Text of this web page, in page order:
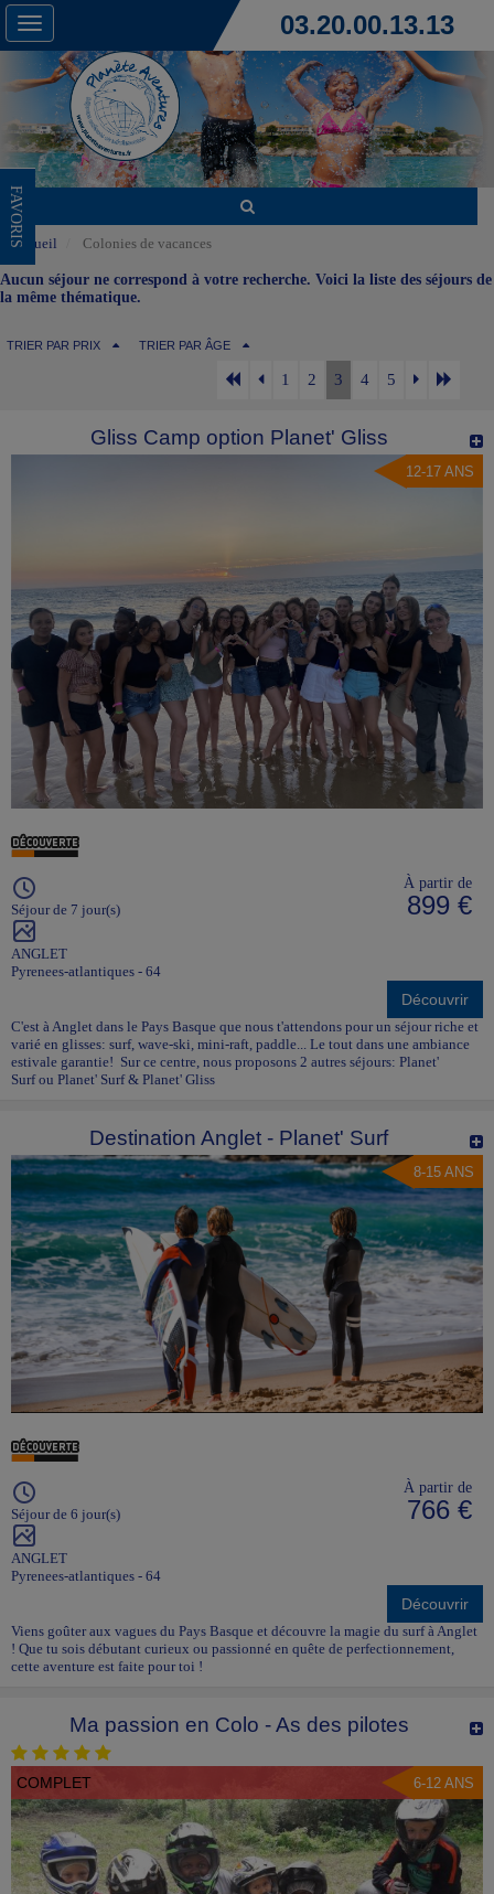
Toggle
navigation
03.20.00.13.13
FAVORIS
Accueil Colonies de vacances
Aucun séjour ne correspond à votre recherche. Voici la liste des séjours de
la même thématique.
TRIER PAR PRIX TRIER PAR ÂGE
1 2 3 4 5
Gliss Camp option Planet' Gliss
12-17 ANS
Séjour de 7 jour(s)
ANGLET
Pyrenees-atlantiques - 64
À partir de
899 €
Découvrir
C'est à Anglet dans le Pays Basque que nous t'attendons pour un séjour riche et
varié en glisses: surf, wave-ski, mini-raft, paddle... Le tout dans une ambiance
estivale garantie! Sur ce centre, nous proposons 2 autres séjours: Planet'
Surf ou Planet' Surf & Planet' Gliss
Destination Anglet - Planet' Surf
8-15 ANS
Séjour de 6 jour(s)
ANGLET
Pyrenees-atlantiques - 64
À partir de
766 €
Découvrir
Viens goûter aux vagues du Pays Basque et découvre la magie du surf à Anglet
! Que tu sois débutant curieux ou passionné en quête de perfectionnement,
cette aventure est faite pour toi !
Ma passion en Colo - As des pilotes
COMPLET 6-12 ANS